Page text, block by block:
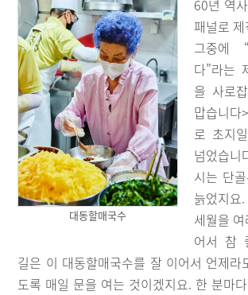
대동할매국수
60년 역
패널로
그중에
다”라는
을 사로
맙습니
로 초지
넘었습니
시는 단
늙었지요
세월을
어서 참
길은 이 대동할매국수를 잘 이어서 언제라
도록 매일 문을 여는 것이겠지요. 한 분마